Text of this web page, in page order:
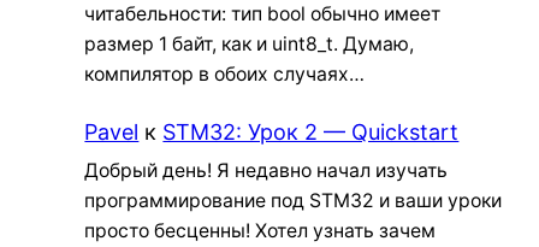
читабельности: тип bool обычно имеет
размер 1 байт, как и uint8_t. Думаю,
компилятор в обоих случаях…
Pavel к STM32: Урок 2 — Quickstart
Добрый день! Я недавно начал изучать
программирование под STM32 и ваши уроки
просто бесценны! Хотел узнать зачем